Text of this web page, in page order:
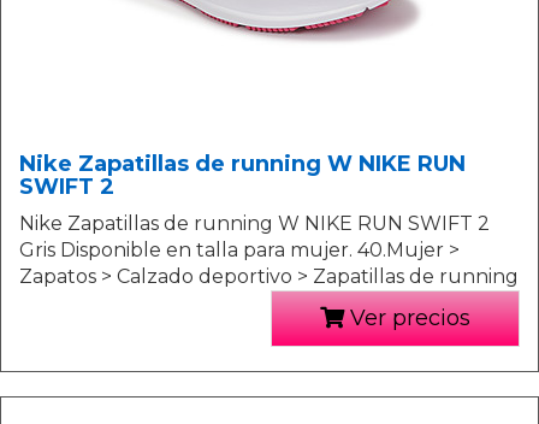
Nike Zapatillas de running W NIKE RUN
SWIFT 2
Nike Zapatillas de running W NIKE RUN SWIFT 2
Gris Disponible en talla para mujer. 40.Mujer >
Zapatos > Calzado deportivo > Zapatillas de running
Ver precios